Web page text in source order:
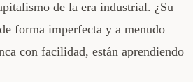
de la era industrial. ¿Su
forma imperfecta y a menudo
con facilidad, están aprendiendo